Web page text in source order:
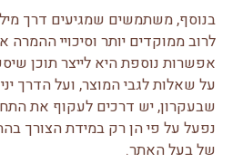
בנוסף, משתמשים שמגיעים דרך
לרוב ממוקדים יותר וסיכויי ההמרה
אפשרות נוספת היא לייצר תוכן
על שאלות לגבי המוצר, ועל הדרך
שבעקרון, יש דרכים לעקוף את
נפעל על פי הן רק במידת הצורך
של בעל האתר.